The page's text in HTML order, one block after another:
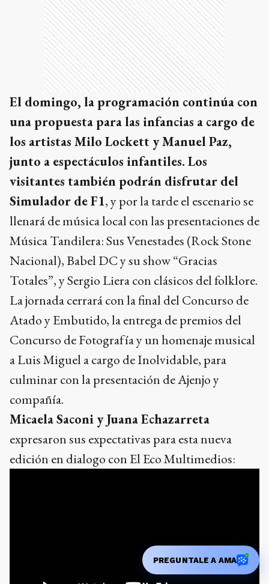
El domingo, la programación continúa con
una propuesta para las infancias a cargo de
los artistas Milo Lockett y Manuel Paz,
junto a espectáculos infantiles. Los
visitantes también podrán disfrutar del
Simulador de F1, y por la tarde el escenario se
llenará de música local con las presentaciones de
Música Tandilera: Sus Venestades (Rock Stone
Nacional), Babel DC y su show “Gracias
Totales”, y Sergio Liera con clásicos del folklore.
La jornada cerrará con la final del Concurso de
Atado y Embutido, la entrega de premios del
Concurso de Fotografía y un homenaje musical
a Luis Miguel a cargo de Inolvidable, para
culminar con la presentación de Ajenjo y
compañía.
Micaela Saconi y Juana Echazarreta
expresaron sus expectativas para esta nueva
edición en dialogo con El Eco Multimedios:
PREGUNTALE A AMA